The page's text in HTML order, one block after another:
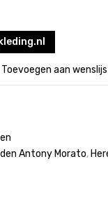
Toevoegen aan
Antony Morato,